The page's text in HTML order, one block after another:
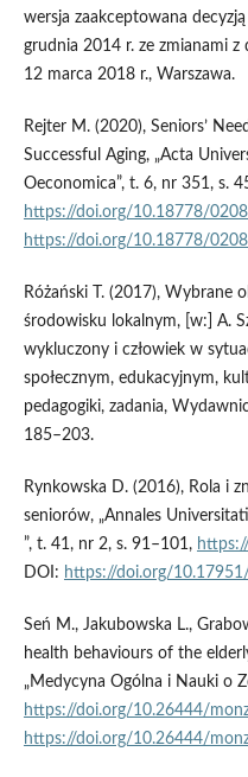
wersja zaakceptowana
grudnia 2014 r. ze zmianami
12 marca 2018 r., Warszawa.
Rejter M. (2020), Seniors’
Successful Aging, „Acta
Oeconomica”, t. 6, nr 351, s.
https://doi.org/10.18778/
https://doi.org/10.18778/
Różański T. (2017), Wybrane
środowisku lokalnym, [w:] A.
wykluczony i człowiek w
społecznym, edukacyjnym,
pedagogiki, zadania,
185–203.
Rynkowska D. (2016), Rola i
seniorów, „Annales
”, t. 41, nr 2, s. 91–101,
DOI: https://doi.org/
Seń M., Jakubowska L.,
health behaviours of the
„Medycyna Ogólna i Nauki o
https://doi.org/10.26444/
https://doi.org/10.26444/